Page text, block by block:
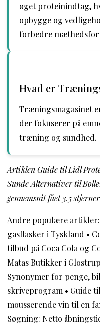
øget proteinindtag,
opbygge og
forbedre
Hvad er
Træningsmagasinet
der fokuserer på
træning og sundhed.
Artiklen Guide til Lidl
Sunde Alternativer til
gennemsnit fået3.5
Andre populære artikler:
gasflasker i Tyskland •
tilbud på Coca Cola og
Matas Butikker i
Synonymer for penge,
skriveprogram • Guide
mousserende vin til en
Søgning: Netto